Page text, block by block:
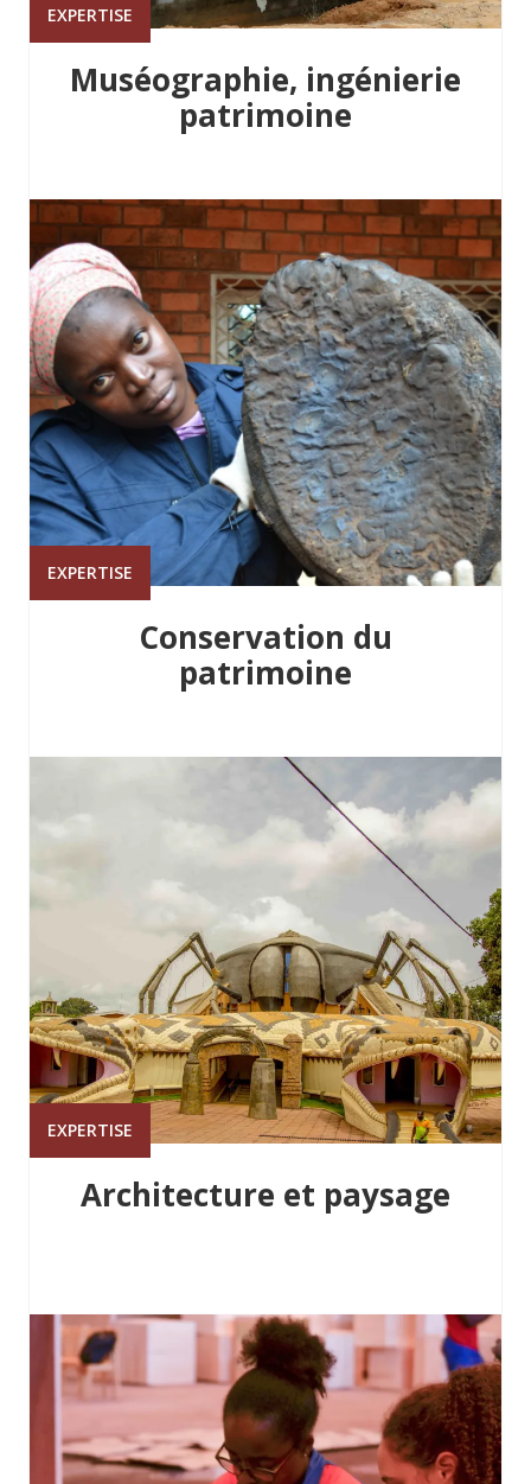
EXPERTISE
Muséographie, ingénierie
patrimoine
EXPERTISE
Conservation du
patrimoine
EXPERTISE
Architecture et paysage